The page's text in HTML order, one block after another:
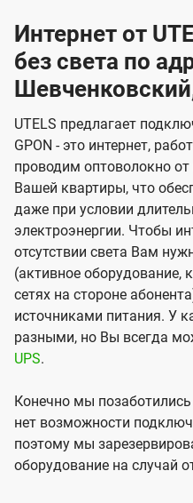
Интернет от
без света по
UTELS предлагает
GPON - это интернет,
проводим оптоволокно от
Вашей квартиры, что
даже при условии
электроэнергии. Чтобы
отсутствии света Вам
(активное оборудование,
сетях на стороне
источниками питания. У
разными, но Вы всегда
UPS.
Конечно мы
нет возможности
поэтому мы
оборудование на случай